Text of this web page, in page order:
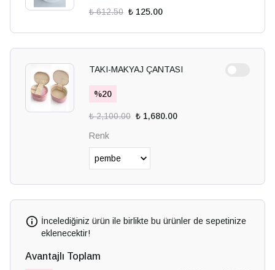
₺ 612.50 ₺ 125.00
TAKI-MAKYAJ ÇANTASI
%20
₺ 2,100.00 ₺ 1,680.00
Renk
İncelediğiniz ürün ile birlikte bu ürünler de sepetinize
eklenecektir!
Avantajlı Toplam